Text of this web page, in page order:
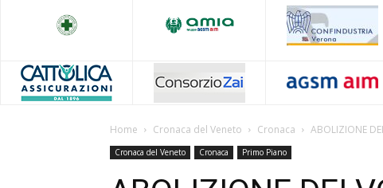
Home Cronaca del Veneto Cronaca ABOLIZIONE
Cronaca del Veneto Cronaca Primo Piano